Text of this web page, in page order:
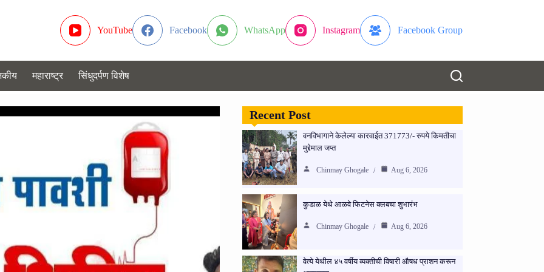
YouTube Facebook WhatsApp Instagram Facebook Group
महाराष्ट्र सिंधुदर्पण विशेष
Recent Post
वनविभागाने केलेल्या कारवाईत 371773/- रुपये किमतीचा
मुद्देमाल जप्त
Chinmay Ghogale Aug 6, 2026
कुडाळ येथे आळवे फिटनेस क्लबचा शुभारंभ
Chinmay Ghogale Aug 6, 2026
वेत्ये येथील ४५ वर्षीय व्यक्तीची विषारी औषध प्राशन करून